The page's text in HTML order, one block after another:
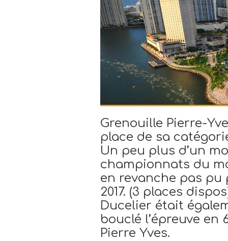
Grenouille Pierre-
place de sa
Un peu plus d’un
championnats du
en revanche pas
2017. (3 places
Ducelier était
bouclé l’épreuve en
Pierre Yves.